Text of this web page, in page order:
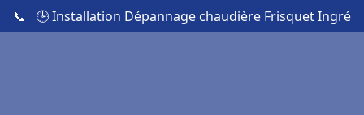
📞 🕒 Installation Dépannage chaudière Frisquet Ingré